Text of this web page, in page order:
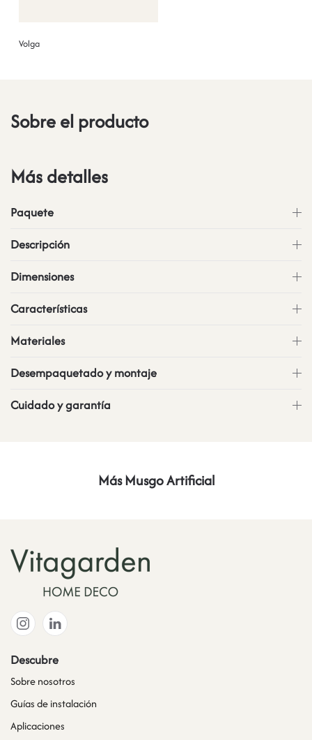
Volga
Sobre el producto
Más detalles
Paquete
Descripción
Dimensiones
Características
Materiales
Desempaquetado y montaje
Cuidado y garantía
Más Musgo Artificial
Descubre
Sobre nosotros
Guías de instalación
Aplicaciones